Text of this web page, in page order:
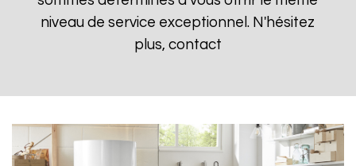
niveau de service exceptionnel. N'hésitez
plus, contact